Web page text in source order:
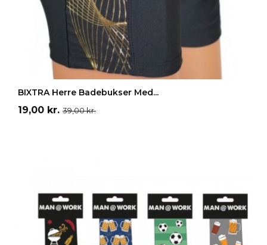
LÆG I INDKØBSKURV
BIXTRA Herre Badebukser Med...
Pris
19,00 kr. Normalpris
39,00 kr.